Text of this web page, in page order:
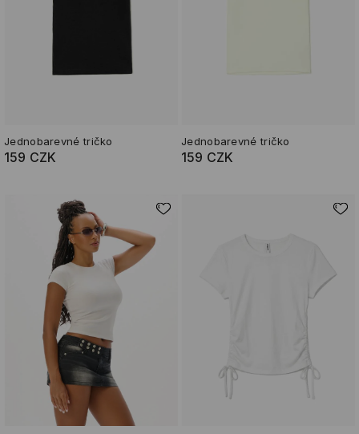
Jednobarevné tričko
159 CZK
Jednobarevné tričko
159 CZK